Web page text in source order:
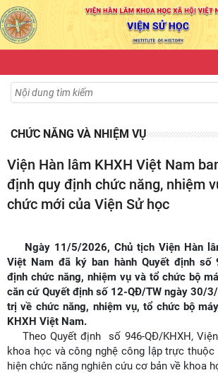
CHỨC NĂNG VÀ NHIỆM VỤ
Viện Hàn lâm KHXH Việt Nam
định quy định chức năng, nhiệm
chức mới của Viện Sử học
Ngày 11/5/2026, Chủ tịch Viện Hàn
Việt Nam đã ký ban hành Quyết định số
định chức năng, nhiệm vụ và tổ chức bộ
căn cứ Quyết định số 12-QĐ/TW ngày 30/
trị về chức năng, nhiệm vụ, tổ chức bộ
KHXH Việt Nam.
Theo Quyết định
số 946-QĐ/KHXH,
khoa học và công nghệ công lập trực
hiện chức năng nghiên cứu cơ bản về khoa